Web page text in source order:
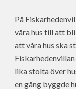
På
våra hus till att
att våra hus ska
lika stolta över
en gång byggde